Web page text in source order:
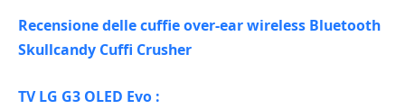
Recensione delle cuffie over-ear wireless Bluetooth
Skullcandy Cuffi Crusher
TV LG G3 OLED Evo :